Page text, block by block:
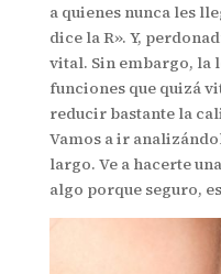
a quienes nunca les
dice la R». Y,
vital. Sin embargo, la
funciones que quizá
reducir bastante la
Vamos a ir
largo. Ve a hacerte
algo porque seguro,